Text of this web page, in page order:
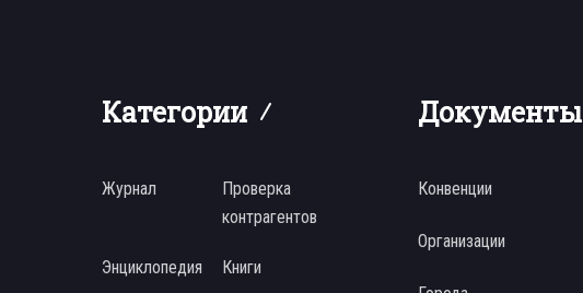
Категории
Журнал
Проверка
контрагентов
Энциклопедия Книги
Документы
Конвенции
Организации